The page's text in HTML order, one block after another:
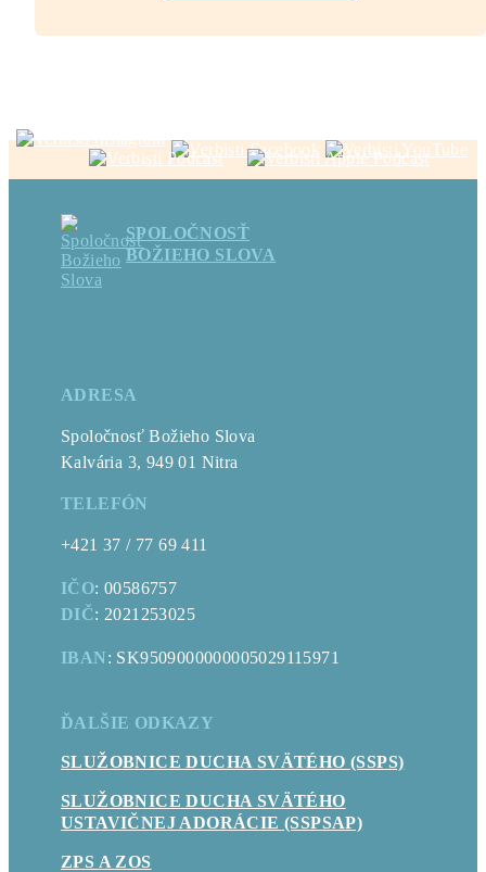
SPOLOČNOSŤ
BOŽIEHO SLOVA
ADRESA
Spoločnosť Božieho Slova
Kalvária 3, 949 01 Nitra
TELEFÓN
+421 37 / 77 69 411
IČO: 00586757
DIČ: 2021253025
IBAN: SK9509000000005029115971
ĎALŠIE ODKAZY
SLUŽOBNICE DUCHA SVÄTÉHO (SSPS)
SLUŽOBNICE DUCHA SVÄTÉHO
USTAVIČNEJ ADORÁCIE (SSPSAP)
ZPS A ZOS